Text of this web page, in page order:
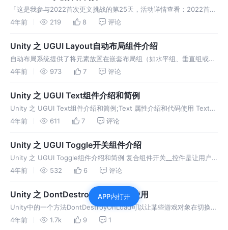
「这是我参与2022首次更文挑战的第25天，活动详情查看：2022首次
更文挑战」 核心类简介： SteamVR_TrackedObject 此类用于根据硬
4年前 219 8 评论
Unity 之 UGUI Layout自动布局组件介绍
自动布局系统提供了将元素放置在嵌套布局组（如水平组、垂直组或网
格）中的方法。使用该系统还可以根据元素包含的内容自动调整元素的
4年前 973 7 评论
Unity 之 UGUI Text组件介绍和简例
Unity 之 UGUI Text组件介绍和简例;Text 属性介绍和代码使用 Text根
据文本框大小适应文本字体大小
4年前 611 7 评论
Unity 之 UGUI Toggle开关组件介绍
Unity 之 UGUI Toggle组件介绍和简例 复合组件开关__控件是让用户
打开或关闭某个选项的复选框。
4年前 532 6 评论
Unity 之 DontDestroyOnLoad的使用
Unity中的一个方法DontDestroyOnLoad可以让某些游戏对象在切换场
景的时候不是释放，听上去很好用的方法，
4年前 1.7k 9 1
APP内打开